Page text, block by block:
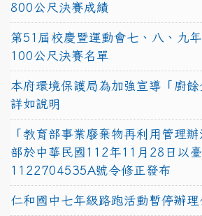
800公尺決賽成績
第51屆校慶暨運動會七、八、九
100公尺決賽名單
本府環境保護局為加強宣導「廚餘
詳如說明
「教育部事業廢棄物再利用管理
部於中華民國112年11月28日以
1122704535A號令修正發布
仁和國中七年級路跑活動暫停辦理